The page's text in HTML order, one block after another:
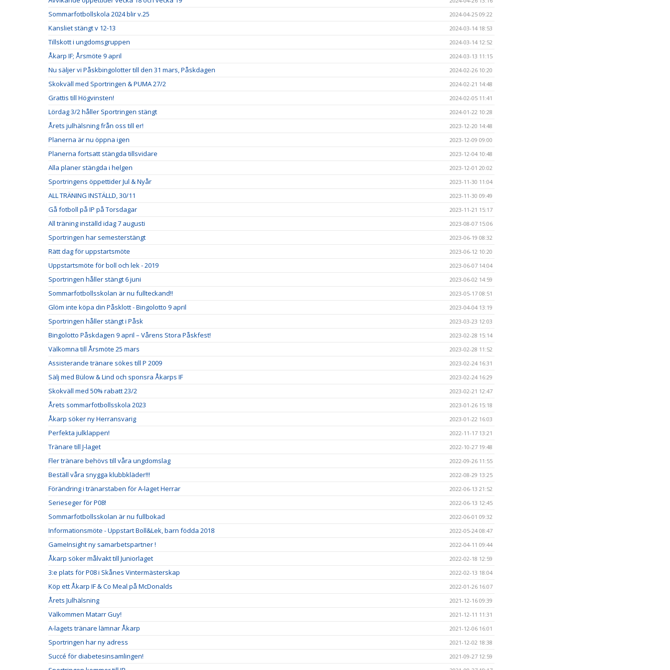
Sommarfotbollskola 2024 blir v.25 2024-04-25 09:22
Kansliet stängt v 12-13 2024-03-14 18:53
Tillskott i ungdomsgruppen 2024-03-14 12:52
Åkarp IF; Årsmöte 9 april 2024-03-13 11:15
Nu säljer vi Påskbingolotter till den 31 mars, Påskdagen 2024-02-26 10:20
Skokväll med Sportringen & PUMA 27/2 2024-02-21 14:48
Grattis till Högvinsten! 2024-02-05 11:41
Lördag 3/2 håller Sportringen stängt 2024-01-22 10:28
Årets julhälsning från oss till er! 2023-12-20 14:48
Planerna är nu öppna igen 2023-12-09 09:00
Planerna fortsatt stängda tillsvidare 2023-12-04 10:48
Alla planer stängda i helgen 2023-12-01 20:02
Sportringens öppettider Jul & Nyår 2023-11-30 11:04
ALL TRÄNING INSTÄLLD, 30/11 2023-11-30 09:49
Gå fotboll på IP på Torsdagar 2023-11-21 15:17
All träning inställd idag 7 augusti 2023-08-07 15:06
Sportringen har semesterstängt 2023-06-19 08:32
Rätt dag för uppstartsmöte 2023-06-12 10:20
Uppstartsmöte för boll och lek - 2019 2023-06-07 14:04
Sportringen håller stängt 6 juni 2023-06-02 14:59
Sommarfotbollsskolan är nu fullteckand!! 2023-05-17 08:51
Glöm inte köpa din Påsklott - Bingolotto 9 april 2023-04-04 13:19
Sportringen håller stängt i Påsk 2023-03-23 12:03
Bingolotto Påskdagen 9 april – Vårens Stora Påskfest! 2023-02-28 15:14
Välkomna till Årsmöte 25 mars 2023-02-28 11:52
Assisterande tränare sökes till P 2009 2023-02-24 16:31
Sälj med Bülow & Lind och sponsra Åkarps IF 2023-02-24 16:29
Skokväll med 50% rabatt 23/2 2023-02-21 12:47
Årets sommarfotbollsskola 2023 2023-01-26 15:18
Åkarp söker ny Herransvarig 2023-01-22 16:03
Perfekta julklappen! 2022-11-17 13:21
Tränare till J-laget 2022-10-27 19:48
Fler tränare behövs till våra ungdomslag 2022-09-26 11:55
Beställ våra snygga klubbkläder!!! 2022-08-29 13:25
Förändring i tränarstaben för A-laget Herrar 2022-06-13 21:52
Serieseger för P08! 2022-06-13 12:45
Sommarfotbollsskolan är nu fullbokad 2022-06-01 09:32
Informationsmöte - Uppstart Boll&Lek, barn födda 2018 2022-05-24 08:47
GameInsight ny samarbetspartner ! 2022-04-11 09:44
Åkarp söker målvakt till Juniorlaget 2022-02-18 12:59
3:e plats för P08 i Skånes Vintermästerskap 2022-02-13 18:04
Köp ett Åkarp IF & Co Meal på McDonalds 2022-01-26 16:07
Årets Julhälsning 2021-12-16 09:39
Välkommen Matarr Guy! 2021-12-11 11:31
A-lagets tränare lämnar Åkarp 2021-12-06 16:01
Sportringen har ny adress 2021-12-02 18:38
Succé för diabetesinsamlingen! 2021-09-27 12:59